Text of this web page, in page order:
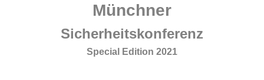
Münchner
Sicherheitskonferenz
Special Edition 2021